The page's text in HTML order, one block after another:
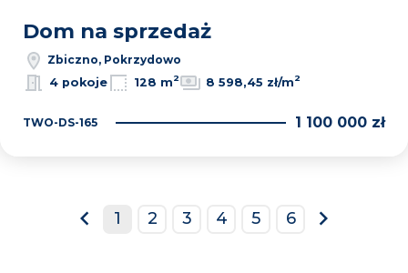
Dom na sprzedaż
Zbiczno, Pokrzydowo
4 pokoje
128 m2 8 598,45 zł/m2
TWO-DS-165 1 100 000 zł
prev
1 2 3 4 5 6
next